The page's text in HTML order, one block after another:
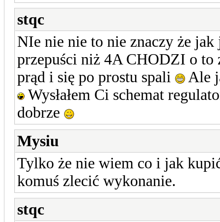
stqc
NIe nie nie to nie znaczy że
przepuści niż 4A CHODZI o to
prąd i się po prostu spali
Ale
Wysłałem Ci schemat
dobrze
Mysiu
Tylko że nie wiem co i jak
komuś zlecić wykonanie.
stqc